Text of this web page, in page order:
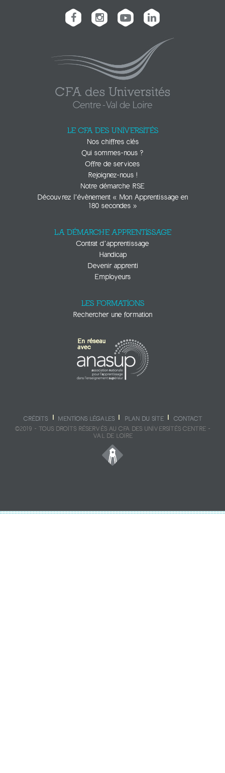
LE CFA DES UNIVERSITÉS
Nos chiffres clés
Qui sommes-nous ?
Offre de services
Rejoignez-nous !
Notre démarche RSE
Découvrez l’évènement « Mon Apprentissage en
180 secondes »
LA DÉMARCHE APPRENTISSAGE
Contrat d’apprentissage
Handicap
Devenir apprenti
Employeurs
LES FORMATIONS
Rechercher une formation
CRÉDITS MENTIONS LÉGALES PLAN DU SITE
CONTACT
©2019 - TOUS DROITS RÉSERVÉS AU CFA DES UNIVERSITÉS CENTRE -
VAL DE LOIRE